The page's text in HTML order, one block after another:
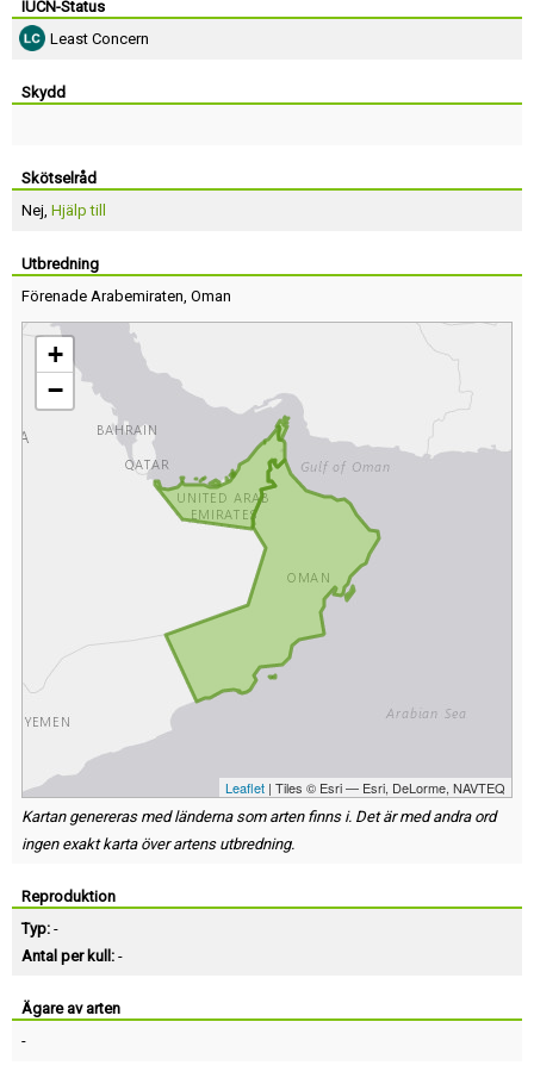
IUCN-Status
Least Concern
Skydd
Skötselråd
Nej, Hjälp till
Utbredning
Förenade Arabemiraten, Oman
+
−
Leaflet | Tiles © Esri — Esri, DeLorme, NAVTEQ
Kartan genereras med länderna som arten finns i. Det är med andra ord
ingen exakt karta över artens utbredning.
Reproduktion
Typ: -
Antal per kull: -
Ägare av arten
-